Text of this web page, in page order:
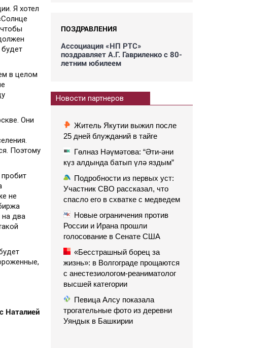
Я хотел
в целом
Они
Поэтому
не
на два
Наталией
ПОЗДРАВЛЕНИЯ
Ассоциация «НП РТС»
поздравляет А.Г. Гавриленко с 80-
летним юбилеем
Новости партнеров
Житель Якутии выжил после
25 дней блужданий в тайге
Гөлназ Нәүмәтова: “Әти-әни
күз алдында батып үлә яздым”
Подробности из первых уст:
Участник СВО рассказал, что
спасло его в схватке с медведем
Новые ограничения против
России и Ирана прошли
голосование в Сенате США
«Бесстрашный борец за
жизнь»: в Волгограде прощаются
с анестезиологом-реаниматолог
высшей категории
Певица Алсу показала
трогательные фото из деревни
Уяндык в Башкирии